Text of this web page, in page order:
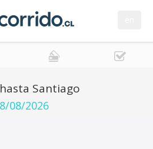
Santiago
08/2026